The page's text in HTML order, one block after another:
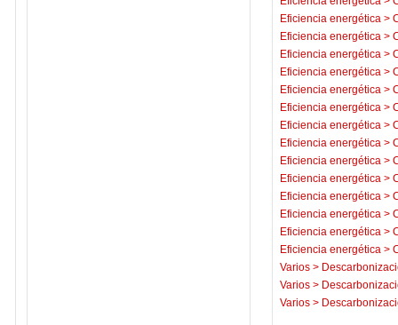
Eficiencia energética >
Eficiencia energética >
Eficiencia energética >
Eficiencia energética >
Eficiencia energética >
Eficiencia energética >
Eficiencia energética >
Eficiencia energética >
Eficiencia energética >
Eficiencia energética >
Eficiencia energética >
Eficiencia energética >
Eficiencia energética >
Eficiencia energética >
Varios >
Varios >
Varios >